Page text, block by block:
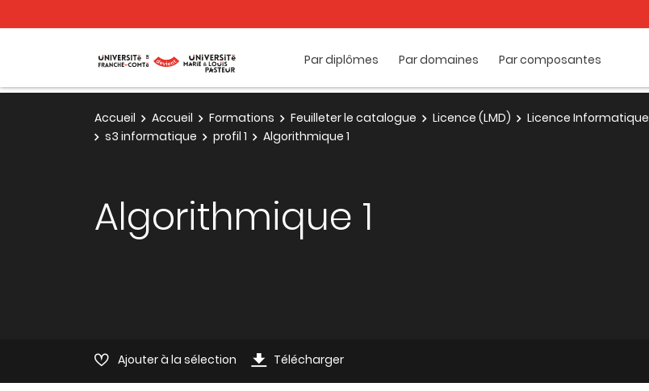
Par diplômes Par domaines Par composantes
Accueil Accueil Formations Feuilleter le catalogue Licence (LMD) Licence Informatique
s3 informatique
profil 1 Algorithmique 1
Algorithmique 1
Ajouter à la sélection Télécharger